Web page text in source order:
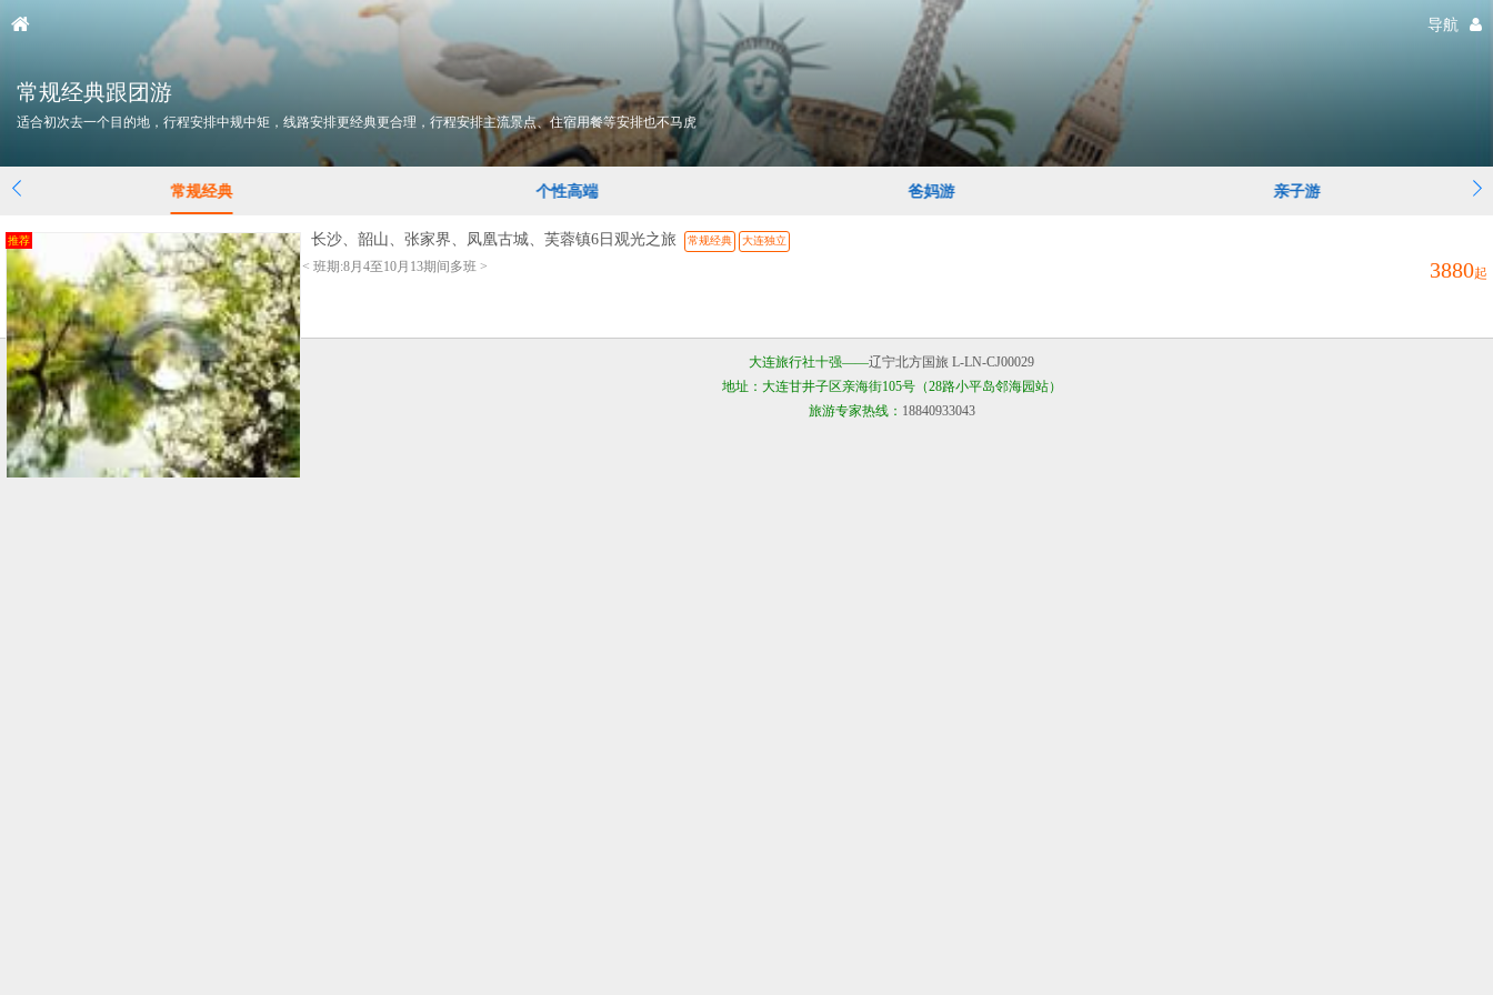
导航
常规经典跟团游
适合初次去一个目的地，行程安排中规中矩，线路安排更经典更合理，行程安排主流景点、住宿用餐等安排也不马虎
常规经典 个性高端 爸妈游 亲子游
推荐 长沙、韶山、张家界、凤凰古城、芙蓉镇6日观光之旅 常规经典 大连独立
< 班期:8月4至10月13期间多班 > 3880起
大连旅行社十强——辽宁北方国旅 L-LN-CJ00029
地址：大连甘井子区亲海街105号（28路小平岛邻海园站）
旅游专家热线： 18840933043